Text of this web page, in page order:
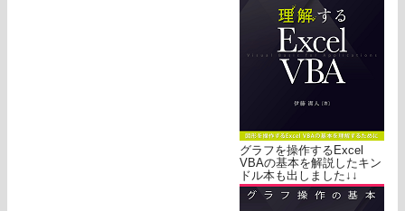
グラフを操作するExcel
VBAの基本を解説したキン
ドル本も出しました↓↓